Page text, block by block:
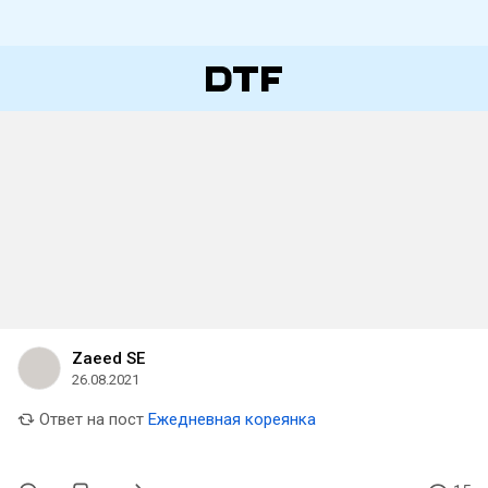
Zaeed SE
26.08.2021
Ответ на пост Ежедневная кореянка